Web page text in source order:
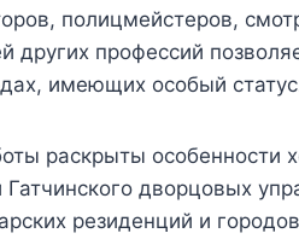
полицмейстеров,
других профессий
имеющих особый
раскрыты особенности
Гатчинского дворцовых
резиденций и